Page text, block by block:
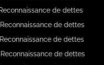
de dettes
de dettes
de dettes
de dettes